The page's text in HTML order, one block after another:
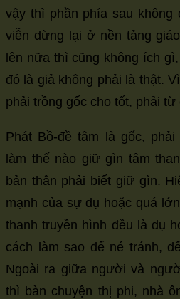
vậy thì phần phía sau không
viễn dừng lại ở nền tảng
lên nữa thì cũng không ích
đó là giả không phải là thật.
phải trồng gốc cho tốt, phải từ
Phát Bồ-đề tâm là gốc,
làm thế nào giữ gìn tâm
bản thân phải biết giữ gìn.
mạnh của sự dụ hoặc quá
thanh truyền hình đều là dụ
cách làm sao để né tránh,
Ngoài ra giữa người và
thì bàn chuyện thị phi, nhà